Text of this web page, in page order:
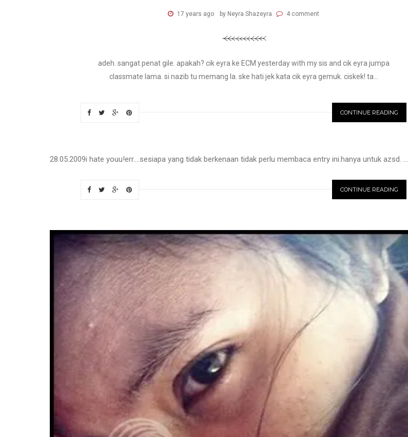
17 years ago by Neyra Shazeyra 4 comment
adeh. sangat penat gile. apakah? cik eyra ke ECM yesterday with my sis and cik eyra jumpa
classmate lama. si nazib tu memang la. ske hati jek kata cik eyra gemuk. ciskek! ta...
CONTINUE READING
28.05.2009i hate youu!err....sesiapa yang tidak berkenaan tidak perlu membaca entry ini.hanya untuk azsd. ...
CONTINUE READING